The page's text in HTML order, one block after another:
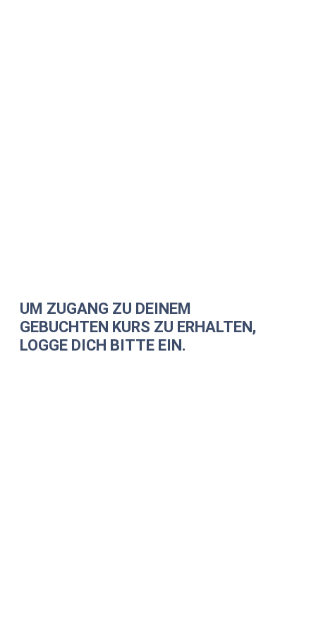
UM ZUGANG ZU DEINEM
GEBUCHTEN KURS ZU ERHALTEN,
LOGGE DICH BITTE EIN.